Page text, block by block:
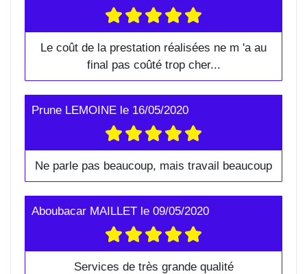
Le coût de la prestation réalisées ne m 'a au
final pas coûté trop cher...
Prune LEMOINE le 16/05/2020
Ne parle pas beaucoup, mais travail beaucoup
Aboubacar MAILLET le 09/05/2020
Services de très grande qualité